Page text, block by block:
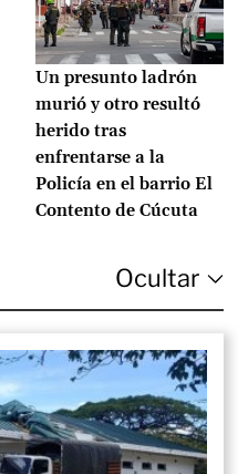
Un presunto ladrón
murió y otro resultó
herido tras
enfrentarse a la
Policía en el barrio El
Contento de Cúcuta